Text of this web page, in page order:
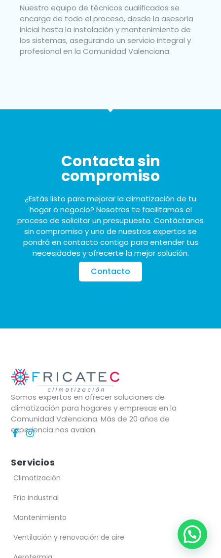
Nuestro equipo de técnicos cualificados se
encarga de todo el proceso, desde la asesoría
inicial hasta la instalación y mantenimiento de
los sistemas, asegurando un servicio integral y
profesional en la Comunidad Valenciana.
Contacta sin
compromiso
¿Estás listo para mejorar la climatización de tu
hogar o negocio? Nosotros te facilitamos el
proceso de solicitar un presupuesto. Contáctanos
sin compromiso y uno de nuestros expertos se
pondrá en contacto contigo para entender tus
necesidades y ofrecerte la mejor solución.
Contacto
Somos expertos en ofrecer soluciones de
climatización para hogares y empresas en la
Comunidad Valenciana. Más de 20 años de
experiencia nos avalan.
Servicios
Climatización
Frío industrial
Mantenimiento
Ventilación y renovación de aire